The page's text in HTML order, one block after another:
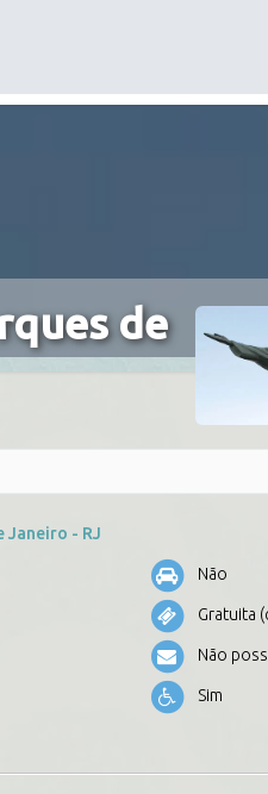
de
Janeiro - RJ
Não
Gratuita
Não
Sim